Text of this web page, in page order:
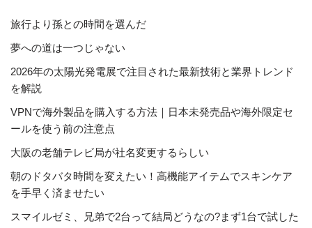
旅行より孫との時間を選んだ
夢への道は一つじゃない
2026年の太陽光発電展で注目された最新技術と業界トレンド
を解説
VPNで海外製品を購入する方法｜日本未発売品や海外限定セ
ールを使う前の注意点
大阪の老舗テレビ局が社名変更するらしい
朝のドタバタ時間を変えたい！高機能アイテムでスキンケア
を手早く済ませたい
スマイルゼミ、兄弟で2台って結局どうなの?まず1台で試した